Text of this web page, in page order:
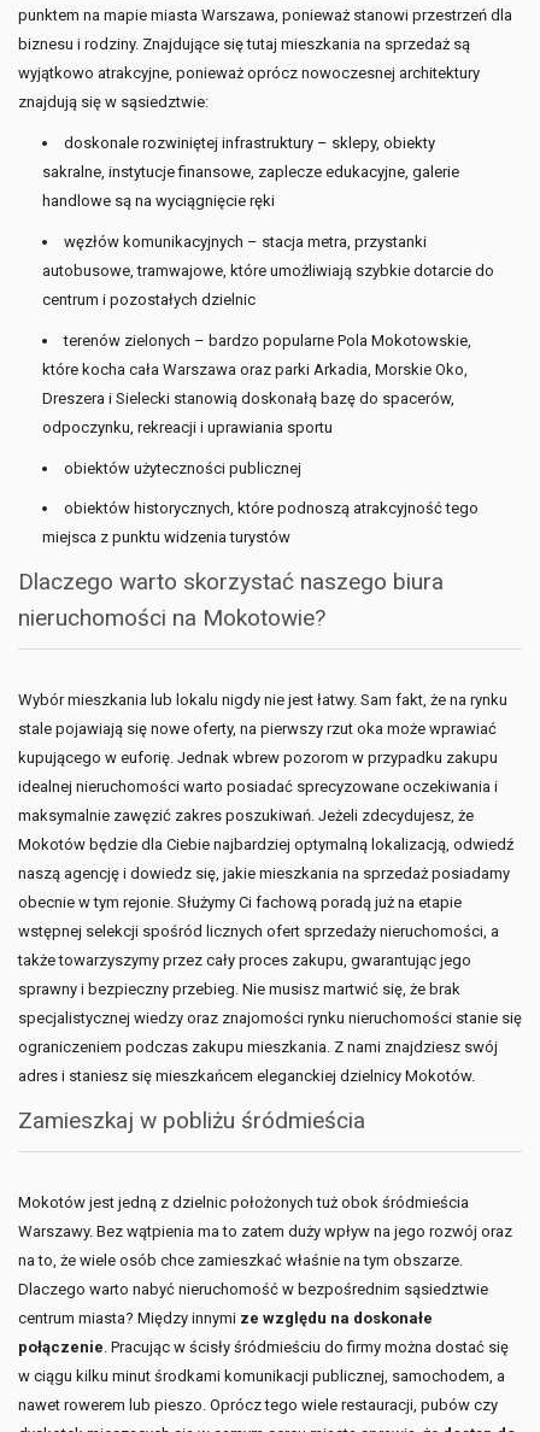
punktem na mapie miasta Warszawa, ponieważ stanowi przestrzeń dla
biznesu i rodziny. Znajdujące się tutaj mieszkania na sprzedaż są
wyjątkowo atrakcyjne, ponieważ oprócz nowoczesnej architektury
znajdują się w sąsiedztwie:
doskonale rozwiniętej infrastruktury – sklepy, obiekty
sakralne, instytucje finansowe, zaplecze edukacyjne, galerie
handlowe są na wyciągnięcie ręki
węzłów komunikacyjnych – stacja metra, przystanki
autobusowe, tramwajowe, które umożliwiają szybkie dotarcie do
centrum i pozostałych dzielnic
terenów zielonych – bardzo popularne Pola Mokotowskie,
które kocha cała Warszawa oraz parki Arkadia, Morskie Oko,
Dreszera i Sielecki stanowią doskonałą bazę do spacerów,
odpoczynku, rekreacji i uprawiania sportu
obiektów użyteczności publicznej
obiektów historycznych, które podnoszą atrakcyjność tego
miejsca z punktu widzenia turystów
Dlaczego warto skorzystać naszego biura
nieruchomości na Mokotowie?
Wybór mieszkania lub lokalu nigdy nie jest łatwy. Sam fakt, że na rynku
stale pojawiają się nowe oferty, na pierwszy rzut oka może wprawiać
kupującego w euforię. Jednak wbrew pozorom w przypadku zakupu
idealnej nieruchomości warto posiadać sprecyzowane oczekiwania i
maksymalnie zawęzić zakres poszukiwań. Jeżeli zdecydujesz, że
Mokotów będzie dla Ciebie najbardziej optymalną lokalizacją, odwiedź
naszą agencję i dowiedz się, jakie mieszkania na sprzedaż posiadamy
obecnie w tym rejonie. Służymy Ci fachową poradą już na etapie
wstępnej selekcji spośród licznych ofert sprzedaży nieruchomości, a
także towarzyszymy przez cały proces zakupu, gwarantując jego
sprawny i bezpieczny przebieg. Nie musisz martwić się, że brak
specjalistycznej wiedzy oraz znajomości rynku nieruchomości stanie się
ograniczeniem podczas zakupu mieszkania. Z nami znajdziesz swój
adres i staniesz się mieszkańcem eleganckiej dzielnicy Mokotów.
Zamieszkaj w pobliżu śródmieścia
Mokotów jest jedną z dzielnic położonych tuż obok śródmieścia
Warszawy. Bez wątpienia ma to zatem duży wpływ na jego rozwój oraz
na to, że wiele osób chce zamieszkać właśnie na tym obszarze.
Dlaczego warto nabyć nieruchomość w bezpośrednim sąsiedztwie
centrum miasta? Między innymi ze względu na doskonałe
połączenie. Pracując w ścisły śródmieściu do firmy można dostać się
w ciągu kilku minut środkami komunikacji publicznej, samochodem, a
nawet rowerem lub pieszo. Oprócz tego wiele restauracji, pubów czy